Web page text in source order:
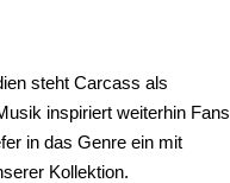
steht Carcass als
inspiriert weiterhin Fans
in das Genre ein mit
Kollektion.